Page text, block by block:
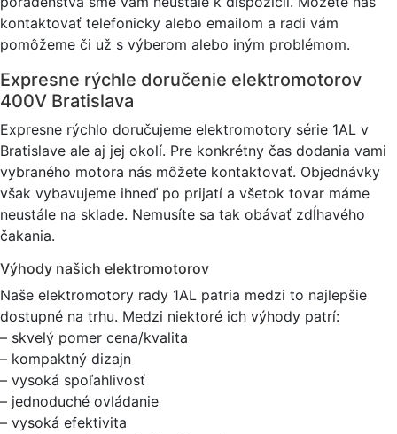
kontaktovať telefonicky alebo emailom a radi vám
pomôžeme či už s výberom alebo iným problémom.
Expresne rýchle doručenie elektromotorov
400V Bratislava
Expresne rýchlo doručujeme elektromotory série 1AL v
Bratislave ale aj jej okolí. Pre konkrétny čas dodania vami
vybraného motora nás môžete kontaktovať. Objednávky
však vybavujeme ihneď po prijatí a všetok tovar máme
neustále na sklade. Nemusíte sa tak obávať zdĺhavého
čakania.
Výhody našich elektromotorov
Naše elektromotory rady 1AL patria medzi to najlepšie
dostupné na trhu. Medzi niektoré ich výhody patrí:
– skvelý pomer cena/kvalita
– kompaktný dizajn
– vysoká spoľahlivosť
– jednoduché ovládanie
– vysoká efektivita